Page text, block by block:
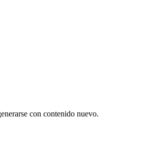
con contenido nuevo.